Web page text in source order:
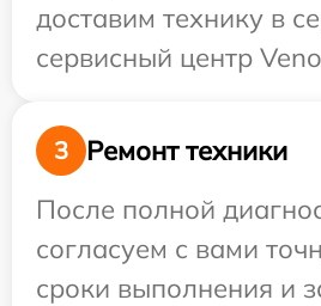
доставим технику в
сервисный центр
3
Ремонт техники
После полной
согласуем с вами
сроки выполнения и